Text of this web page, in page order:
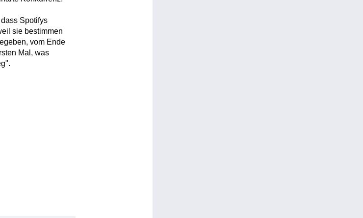
Spotifys
sie bestimmen
vom Ende
Mal, was